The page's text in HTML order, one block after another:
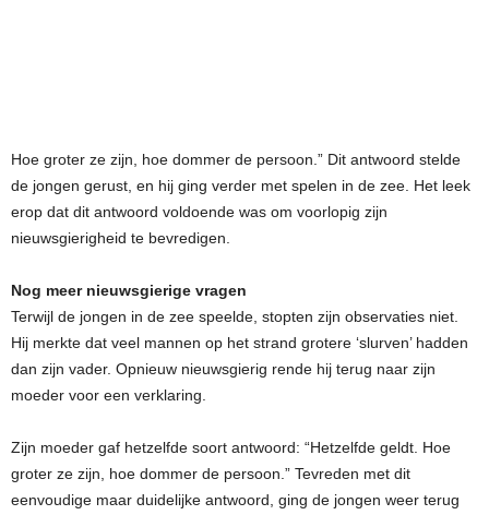
Hoe groter ze zijn, hoe dommer de persoon.” Dit antwoord stelde
de jongen gerust, en hij ging verder met spelen in de zee. Het leek
erop dat dit antwoord voldoende was om voorlopig zijn
nieuwsgierigheid te bevredigen.
Nog meer nieuwsgierige vragen
Terwijl de jongen in de zee speelde, stopten zijn observaties niet.
Hij merkte dat veel mannen op het strand grotere ‘slurven’ hadden
dan zijn vader. Opnieuw nieuwsgierig rende hij terug naar zijn
moeder voor een verklaring.
Zijn moeder gaf hetzelfde soort antwoord: “Hetzelfde geldt. Hoe
groter ze zijn, hoe dommer de persoon.” Tevreden met dit
eenvoudige maar duidelijke antwoord, ging de jongen weer terug